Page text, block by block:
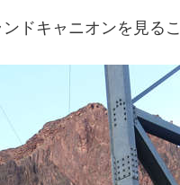
ドキャニオンを見る